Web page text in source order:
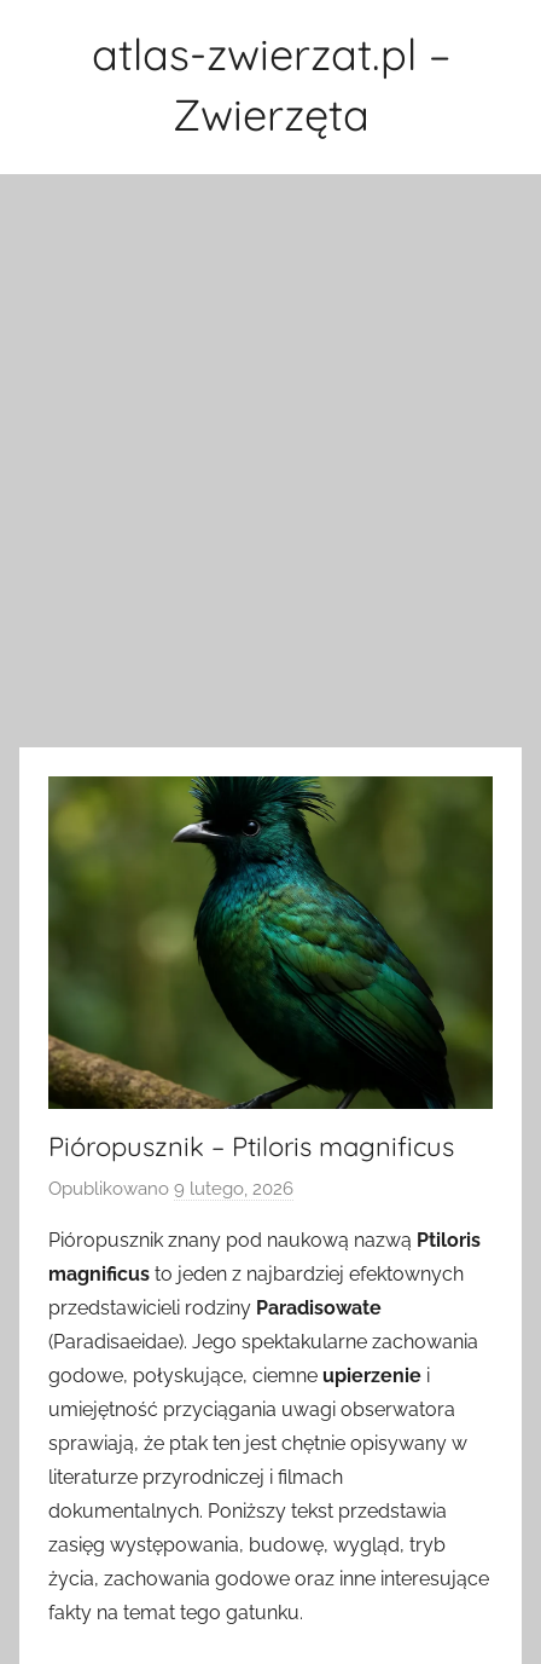
atlas-zwierzat.pl –
Zwierzęta
Pióropusznik – Ptiloris magnificus
Opublikowano 9 lutego, 2026
z
e
z
Pióropusznik znany pod naukową nazwą Ptiloris
magnificus to jeden z najbardziej efektownych
przedstawicieli rodziny Paradisowate
(Paradisaeidae). Jego spektakularne zachowania
godowe, połyskujące, ciemne upierzenie i
umiejętność przyciągania uwagi obserwatora
sprawiają, że ptak ten jest chętnie opisywany w
literaturze przyrodniczej i filmach
dokumentalnych. Poniższy tekst przedstawia
zasięg występowania, budowę, wygląd, tryb
życia, zachowania godowe oraz inne interesujące
fakty na temat tego gatunku.